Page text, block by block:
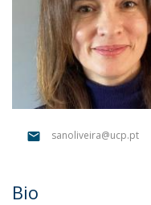
sanoliveira@ucp.pt
Bio